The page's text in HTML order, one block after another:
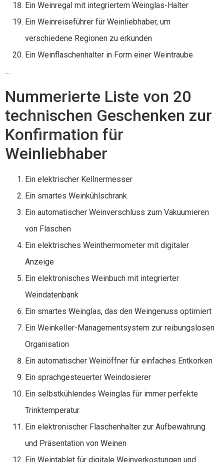
Ein Weinregal mit integriertem Weinglas-Halter
Ein Weinreiseführer für Weinliebhaber, um
verschiedene Regionen zu erkunden
Ein Weinflaschenhalter in Form einer Weintraube
…
Nummerierte Liste von 20
technischen Geschenken zur
Konfirmation für
Weinliebhaber
Ein elektrischer Kellnermesser
Ein smartes Weinkühlschrank
Ein automatischer Weinverschluss zum Vakuumieren
von Flaschen
Ein elektrisches Weinthermometer mit digitaler
Anzeige
Ein elektronisches Weinbuch mit integrierter
Weindatenbank
Ein smartes Weinglas, das den Weingenuss optimiert
Ein Weinkeller-Managementsystem zur reibungslosen
Organisation
Ein automatischer Weinöffner für einfaches Entkorken
Ein sprachgesteuerter Weindosierer
Ein selbstkühlendes Weinglas für immer perfekte
Trinktemperatur
Ein elektronischer Flaschenhalter zur Aufbewahrung
und Präsentation von Weinen
Ein Weintablet für digitale Weinverkostungen und